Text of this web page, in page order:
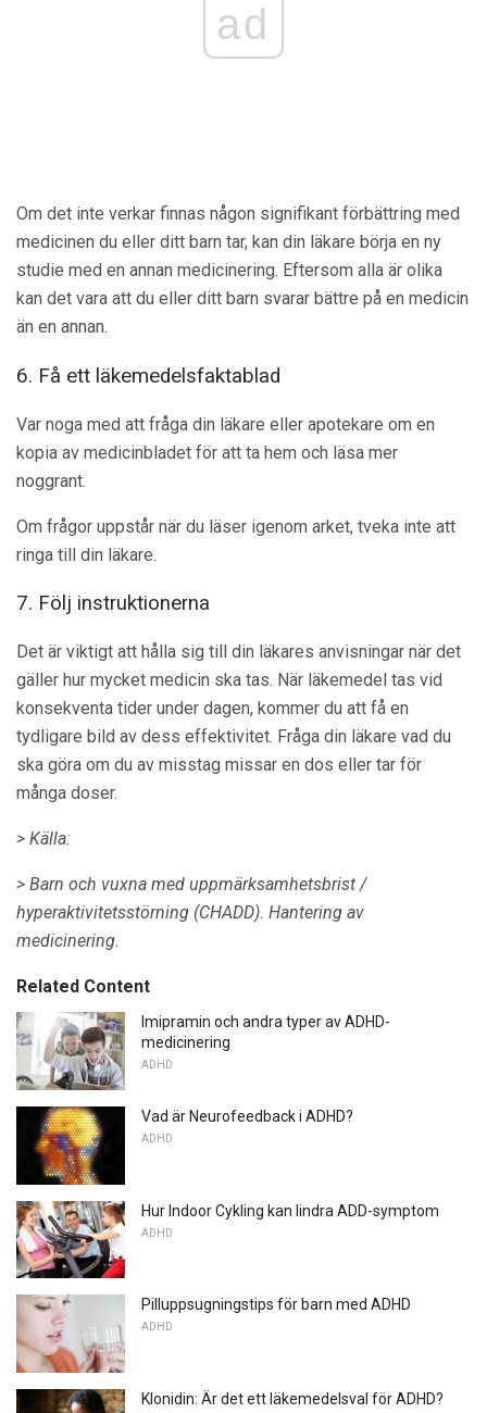
ad
Om det inte verkar finnas någon signifikant förbättring med
medicinen du eller ditt barn tar, kan din läkare börja en ny
studie med en annan medicinering. Eftersom alla är olika
kan det vara att du eller ditt barn svarar bättre på en medicin
än en annan.
6. Få ett läkemedelsfaktablad
Var noga med att fråga din läkare eller apotekare om en
kopia av medicinbladet för att ta hem och läsa mer
noggrant.
Om frågor uppstår när du läser igenom arket, tveka inte att
ringa till din läkare.
7. Följ instruktionerna
Det är viktigt att hålla sig till din läkares anvisningar när det
gäller hur mycket medicin ska tas. När läkemedel tas vid
konsekventa tider under dagen, kommer du att få en
tydligare bild av dess effektivitet. Fråga din läkare vad du
ska göra om du av misstag missar en dos eller tar för
många doser.
> Källa:
> Barn och vuxna med uppmärksamhetsbrist /
hyperaktivitetsstörning (CHADD). Hantering av
medicinering.
Related Content
Imipramin och andra typer av ADHD-
medicinering
ADHD
Vad är Neurofeedback i ADHD?
ADHD
Hur Indoor Cykling kan lindra ADD-symptom
ADHD
Pilluppsugningstips för barn med ADHD
ADHD
Klonidin: Är det ett läkemedelsval för ADHD?